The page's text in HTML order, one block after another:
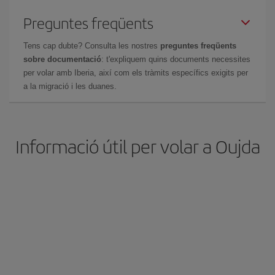
Preguntes freqüents
Tens cap dubte? Consulta les nostres preguntes freqüents
sobre documentació: t'expliquem quins documents necessites
per volar amb Iberia, així com els tràmits específics exigits per
a la migració i les duanes.
Informació útil per volar a Oujda